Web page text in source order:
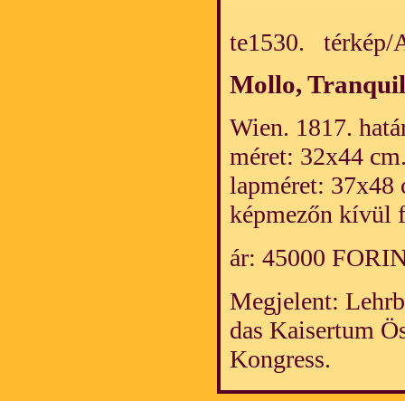
te1530.
Mollo,
Wien. 1817.
méret: 32x44
lapméret: 37x48
képmezőn kívül
ár: 45000
Megjelent:
das Kaisertum
Kongress.